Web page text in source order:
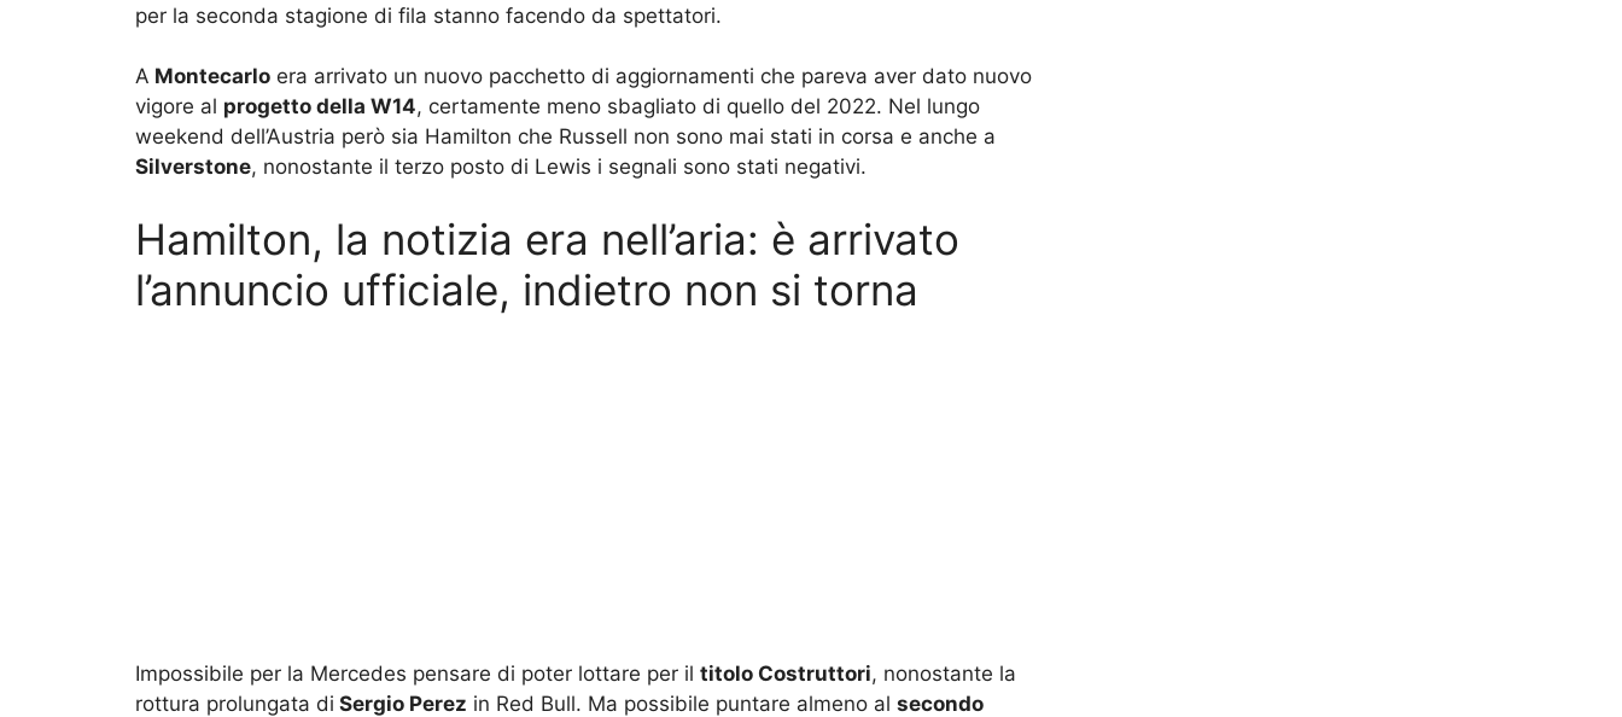
per la seconda stagione di fila stanno facendo da spettatori.
A Montecarlo era arrivato un nuovo pacchetto di aggiornamenti che pareva aver dato nuovo
vigore al progetto della W14, certamente meno sbagliato di quello del 2022. Nel lungo
weekend dell’Austria però sia Hamilton che Russell non sono mai stati in corsa e anche a
Silverstone, nonostante il terzo posto di Lewis i segnali sono stati negativi.
Hamilton, la notizia era nell’aria: è arrivato
l’annuncio ufficiale, indietro non si torna
Impossibile per la Mercedes pensare di poter lottare per il titolo Costruttori, nonostante la
rottura prolungata di Sergio Perez in Red Bull. Ma possibile puntare almeno al secondo